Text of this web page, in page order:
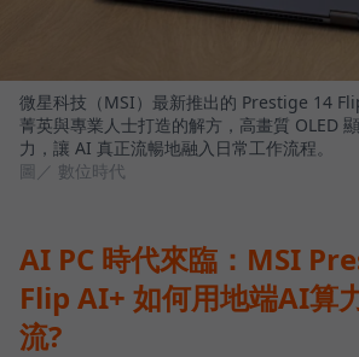
微星科技（MSI）最新推出的 Prestige 14
菁英與專業人士打造的解方，高畫質 OLED
力，讓 AI 真正流暢地融入日常工作流程。
圖／ 數位時代
AI PC 時代來臨：MSI
Flip AI+ 如何用地端AI算
流?